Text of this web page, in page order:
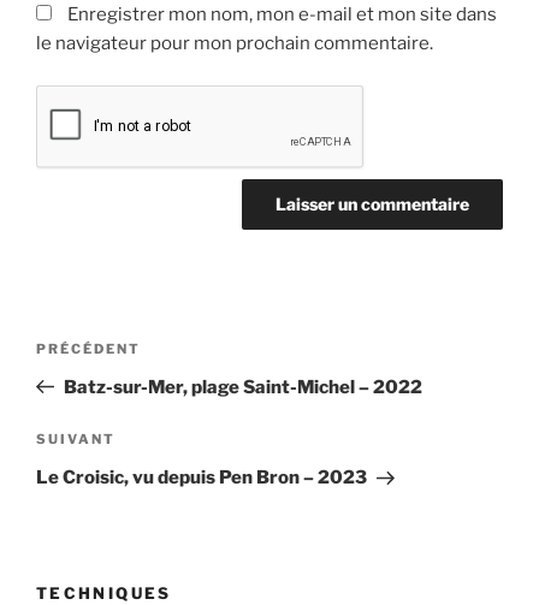
Enregistrer mon nom, mon e-mail et mon site dans
le navigateur pour mon prochain commentaire.
Navigation
l’article
Article
précédent
PRÉCÉDENT
Batz-sur-Mer, plage Saint-Michel – 2022
Article
suivant
SUIVANT
Le Croisic, vu depuis Pen Bron – 2023
TECHNIQUES